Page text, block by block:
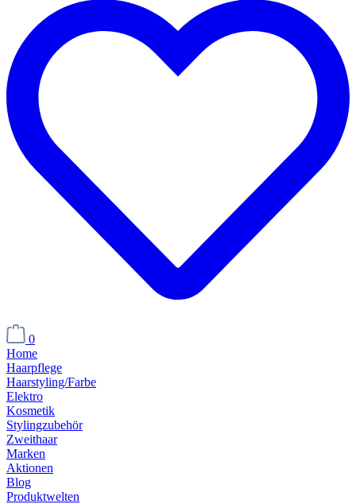
0
Home
Haarpflege
Haarstyling/Farbe
Elektro
Kosmetik
Stylingzubehör
Zweithaar
Marken
Aktionen
Blog
Produktwelten